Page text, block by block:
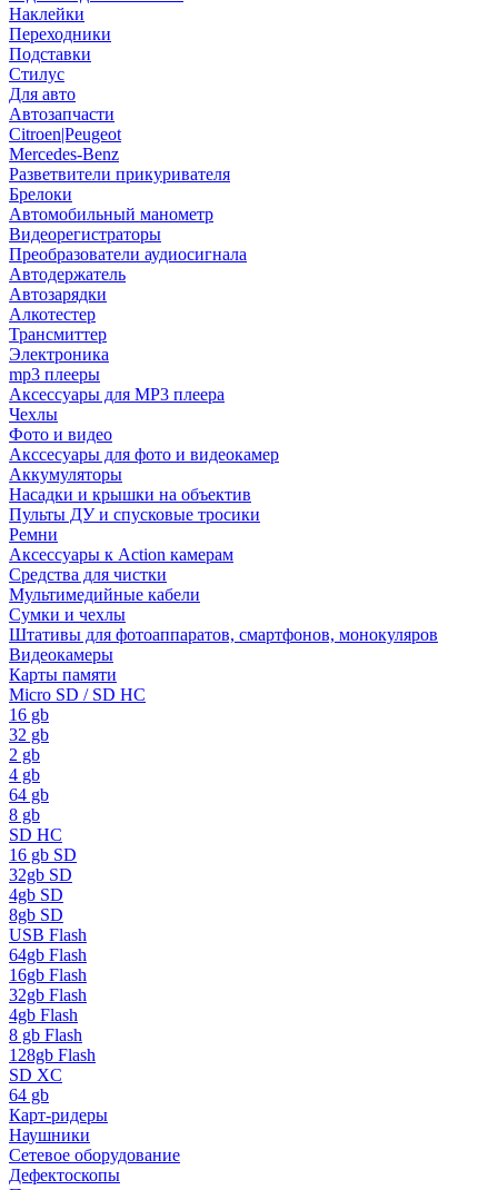
Наклейки
Переходники
Подставки
Стилус
Для авто
Автозапчасти
Citroen|Peugeot
Mercedes-Benz
Разветвители прикуривателя
Брелоки
Автомобильный манометр
Видеорегистраторы
Преобразователи аудиосигнала
Автодержатель
Автозарядки
Алкотестер
Трансмиттер
Электроника
mp3 плееры
Аксессуары для MP3 плеера
Чехлы
Фото и видео
Акссесуары для фото и видеокамер
Аккумуляторы
Насадки и крышки на объектив
Пульты ДУ и спусковые тросики
Ремни
Аксессуары к Action камерам
Средства для чистки
Мультимедийные кабели
Сумки и чехлы
Штативы для фотоаппаратов, смартфонов, монокуляров
Видеокамеры
Карты памяти
Micro SD / SD HC
16 gb
32 gb
2 gb
4 gb
64 gb
8 gb
SD HC
16 gb SD
32gb SD
4gb SD
8gb SD
USB Flash
64gb Flash
16gb Flash
32gb Flash
4gb Flash
8 gb Flash
128gb Flash
SD XC
64 gb
Карт-ридеры
Наушники
Сетевое оборудование
Дефектоскопы